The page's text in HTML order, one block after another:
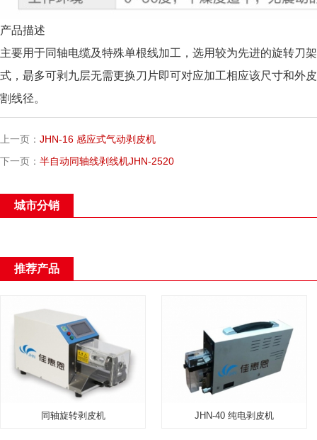
产品描述
主要用于同轴电缆及特殊单根线加工，选用较为先进的旋转刀
式，朂多可剥九层无需更换刀片即可对应加工相应该尺寸和外
割线径。
上一页： JHN-16 感应式气动剥皮机
下一页： 半自动同轴线剥线机JHN-2520
城市分销
推荐产品
同轴旋转剥皮机 JHN-40 纯电剥皮机